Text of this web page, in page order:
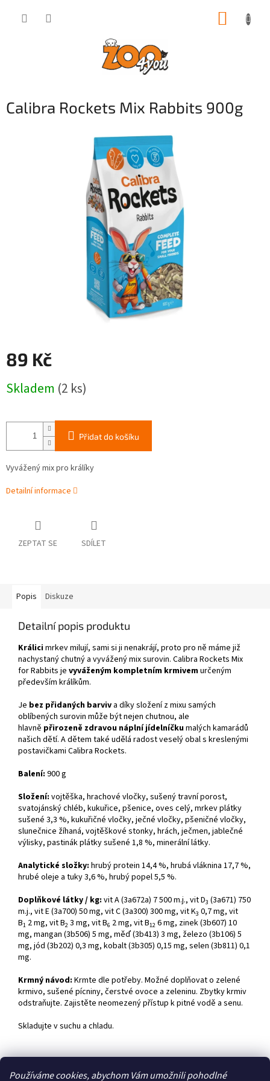
Používáme cookies, abychom Vám umožnili pohodlné
Calibra Rockets Mix Rabbits 900g
89 Kč
cena:
Skladem (2 ks)
Přidat do košíku
Vyvážený mix pro králíky
Detailní informace
ZEPTAT SE SDÍLET
Popis Diskuze
Detailní popis produktu
Králicimrkev milují, sami si ji nenakrájí, proto pro ně máme již
nachystaný chutný a vyvážený mix surovin. Calibra Rockets Mix
for Rabbits je vyváženým kompletním krmivemurčeným
především králíkům.
Je bez přidaných barviv a díky složení z mixu samých
oblíbených surovin může být nejen chutnou, ale
hlavně přirozeně zdravou náplní jídelníčkumalých kamarádů
našich dětí. A dětem také udělá radost veselý obal s kreslenými
postavičkami Calibra Rockets.
Balení: 900 g
Složení: vojtěška, hrachové vločky, sušený travní porost,
svatojánský chléb, kukuřice, pšenice, oves celý, mrkev plátky
sušené 3,3 %, kukuřičné vločky, ječné vločky, pšeničné vločky,
slunečnice žíhaná, vojtěškové stonky, hrách, ječmen, jablečné
výlisky, pastinák plátky sušené 1,8 %, minerální látky.
Analytické složky: hrubý protein 14,4 %, hrubá vláknina 17,7 %,
hrubé oleje a tuky 3,6 %, hrubý popel 5,5 %.
Doplňkové látky / kg: vit A (3a672a) 7 500 m.j., vit D3 (3a671) 750
m.j., vit E (3a700) 50 mg, vit C (3a300) 300 mg, vit K3 0,7 mg, vit
B1 2 mg, vit B2 3 mg, vit B6 2 mg, vit B12 6 mg, zinek (3b607) 10
mg, mangan (3b506) 5 mg, měď (3b413) 3 mg, železo (3b106) 5
mg, jód (3b202) 0,3 mg, kobalt (3b305) 0,15 mg, selen (3b811) 0,1
mg.
Krmný návod: Krmte dle potřeby. Možné doplňovat o zelené
krmivo, sušené pícniny, čerstvé ovoce a zeleninu. Zbytky krmiv
odstraňujte. Zajistěte neomezený přístup k pitné vodě a senu.
Skladujte v suchu a chladu.